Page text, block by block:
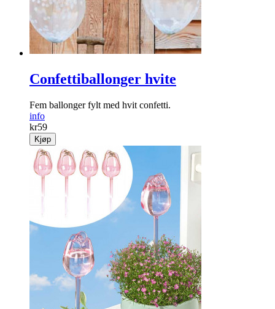
Confettiballonger hvite
Fem ballonger fylt med hvit confetti.
info
kr59
Kjøp